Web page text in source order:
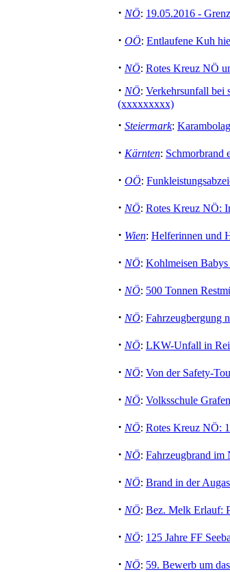
· NÖ: 19.05.2016 -
· OÖ: Entlaufene Kuh
· NÖ: Rotes Kreuz NÖ
· NÖ: Verkehrsunfall bei
(xxxxxxxxx)
· Steiermark:
· Kärnten: Schmorbrand
· OÖ:
· NÖ: Rotes Kreuz NÖ:
· Wien: Helferinnen und
· NÖ: Kohlmeisen
· NÖ: 500 Tonnen
· NÖ: Fahrzeugbergung
· NÖ: LKW-Unfall in
· NÖ: Von der Safety-
· NÖ: Volksschule
· NÖ: Rotes Kreuz NÖ:
· NÖ: Fahrzeugbrand im
· NÖ: Brand in der
· NÖ: Bez. Melk Erlauf:
· NÖ: 125 Jahre FF
· NÖ: 59. Bewerb um